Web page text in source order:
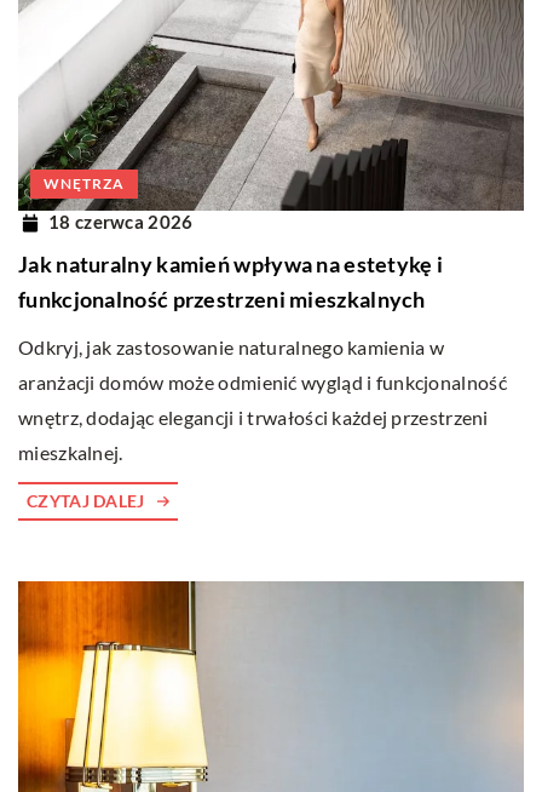
WNĘTRZA
18 czerwca 2026
Jak naturalny kamień wpływa na estetykę i
funkcjonalność przestrzeni mieszkalnych
Odkryj, jak zastosowanie naturalnego kamienia w
aranżacji domów może odmienić wygląd i funkcjonalność
wnętrz, dodając elegancji i trwałości każdej przestrzeni
mieszkalnej.
CZYTAJ DALEJ